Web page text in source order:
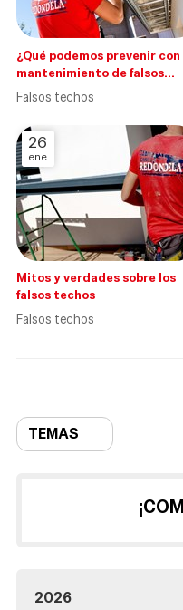
TEMAS
¿Qué podemos prevenir con
mantenimiento de falsos
techos?
Falsos techos
26
ene
Mitos y verdades sobre los
falsos techos
Falsos techos
2026